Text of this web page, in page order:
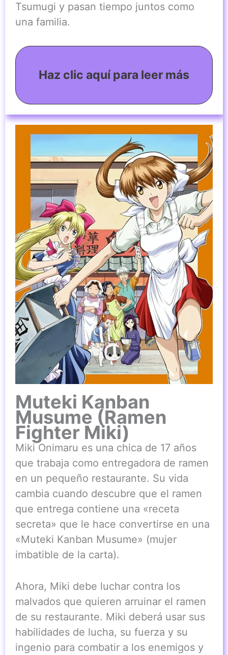
Tsumugi y pasan tiempo juntos como
una familia.
Haz clic aquí para leer más
Muteki Kanban
Musume (Ramen
Fighter Miki)
Miki Onimaru es una chica de 17 años
que trabaja como entregadora de ramen
en un pequeño restaurante. Su vida
cambia cuando descubre que el ramen
que entrega contiene una «receta
secreta» que le hace convertirse en una
«Muteki Kanban Musume» (mujer
imbatible de la carta).
Ahora, Miki debe luchar contra los
malvados que quieren arruinar el ramen
de su restaurante. Miki deberá usar sus
habilidades de lucha, su fuerza y su
ingenio para combatir a los enemigos y